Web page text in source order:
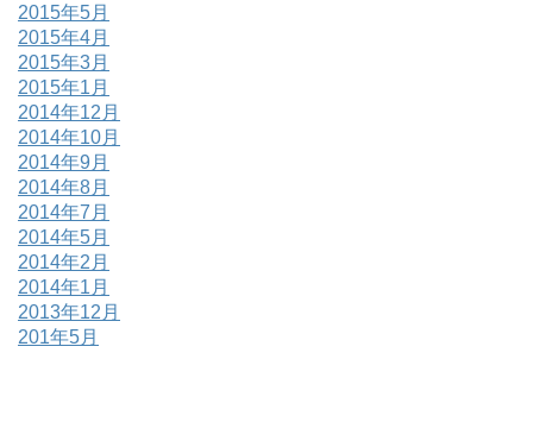
2015年5月
2015年4月
2015年3月
2015年1月
2014年12月
2014年10月
2014年9月
2014年8月
2014年7月
2014年5月
2014年2月
2014年1月
2013年12月
201年5月